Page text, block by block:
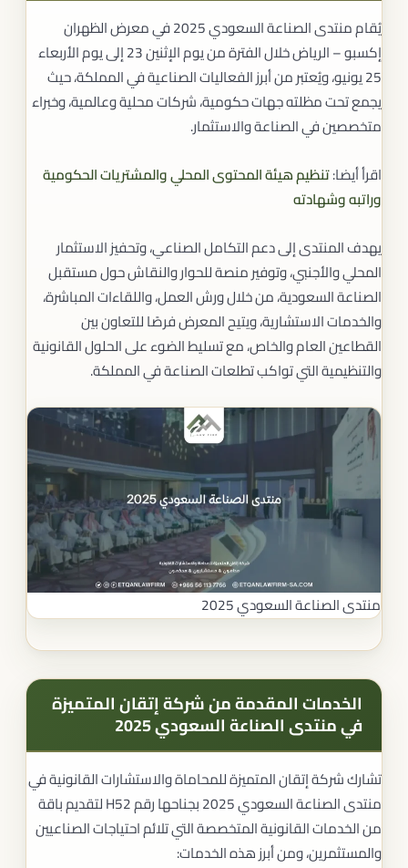
يُقام منتدى الصناعة السعودي 2025 في معرض الظهران
إكسبو – الرياض خلال الفترة من يوم الإثنين 23 إلى يوم الأربعاء
25 يونيو، ويُعتبر من أبرز الفعاليات الصناعية في المملكة، حيث
يجمع تحت مظلته جهات حكومية، شركات محلية وعالمية، وخبراء
متخصصين في الصناعة والاستثمار.
اقرأ أيضا:تنظيم هيئة المحتوى المحلي والمشتريات الحكومية
وراتبه وشهادته
يهدف المنتدى إلى دعم التكامل الصناعي، وتحفيز الاستثمار
المحلي والأجنبي، وتوفير منصة للحوار والنقاش حول مستقبل
الصناعة السعودية، من خلال ورش العمل، واللقاءات المباشرة،
والخدمات الاستشارية، ويتيح المعرض فرصًا للتعاون بين
القطاعين العام والخاص، مع تسليط الضوء على الحلول القانونية
والتنظيمية التي تواكب تطلعات الصناعة في المملكة.
منتدى الصناعة السعودي 2025
الخدمات المقدمة من شركة إتقان المتميزة
في منتدى الصناعة السعودي 2025
تشارك شركة إتقان المتميزة للمحاماة والاستشارات القانونية في
منتدى الصناعة السعودي 2025 بجناحها رقم H52 لتقديم باقة
من الخدمات القانونية المتخصصة التي تلائم احتياجات الصناعيين
والمستثمرين، ومن أبرز هذه الخدمات: